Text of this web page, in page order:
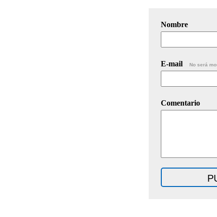
Nombre
E-mail No será
Comentario